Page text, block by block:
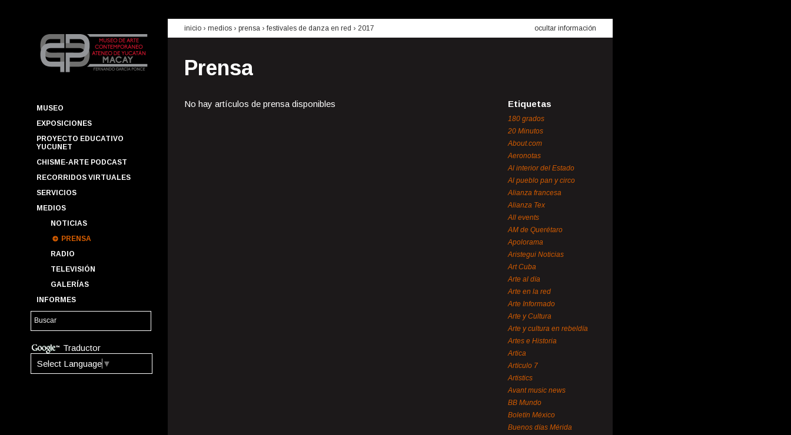
MUSEO
EXPOSICIONES
PROYECTO EDUCATIVO
YUCUNET
CHISME-ARTE PODCAST
RECORRIDOS VIRTUALES
SERVICIOS
MEDIOS
NOTICIAS
PRENSA
RADIO
TELEVISIÓN
GALERÍAS
INFORMES
Traductor
Select Language ▼
inicio › medios › prensa › festivales de danza en red › 2017 ocultar información
Prensa
No hay artículos de prensa disponibles Etiquetas
180 grados
20 Minutos
About.com
Aeronotas
Al interior del Estado
Al pueblo pan y circo
Alianza francesa
Alianza Tex
All events
AM de Querétaro
Apolorama
Aristegui Noticias
Art Cuba
Arte al día
Arte en la red
Arte Informado
Arte y Cultura
Arte y cultura en rebeldía
Artes e Historia
Artica
Artículo 7
Artistics
Avant music news
BB Mundo
Boletín México
Buenos días Mérida